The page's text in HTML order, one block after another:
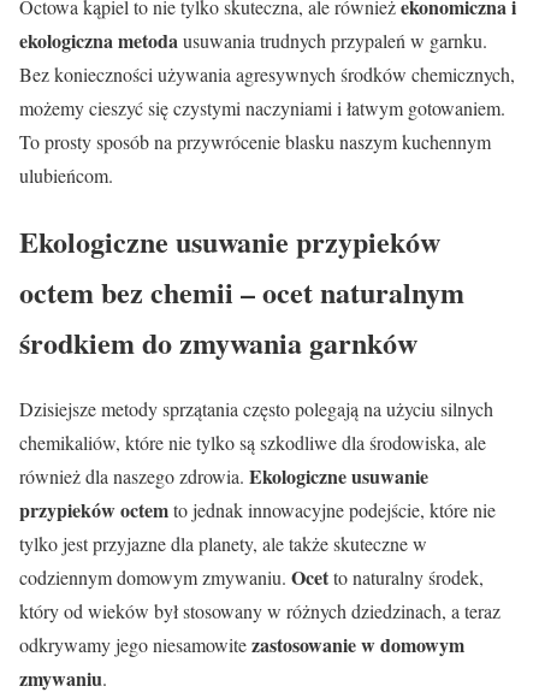
Octowa kąpiel to nie tylko skuteczna, ale równieżekonomiczna i
ekologiczna metodausuwania trudnych przypaleń w garnku.
Bez konieczności używania agresywnych środków chemicznych,
możemy cieszyć się czystymi naczyniami i łatwym gotowaniem.
To prosty sposób na przywrócenie blasku naszym kuchennym
ulubieńcom.
Ekologiczne usuwanie przypieków
octem bez chemii – ocet naturalnym
środkiem do zmywania garnków
Dzisiejsze metody sprzątania często polegają na użyciu silnych
chemikaliów, które nie tylko są szkodliwe dla środowiska, ale
również dla naszego zdrowia. Ekologiczne usuwanie
przypieków octemto jednak innowacyjne podejście, które nie
tylko jest przyjazne dla planety, ale także skuteczne w
codziennym domowym zmywaniu. Ocetto naturalny środek,
który od wieków był stosowany w różnych dziedzinach, a teraz
odkrywamy jego niesamowitezastosowanie w domowym
zmywaniu.